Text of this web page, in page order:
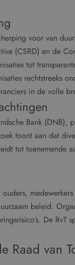
voor van
(CSRD) en de
tot
rechtstreeks
in de volle
Bank (DNB),
toont aan dat
tot toenemende
beleid.
De RvT
Raad van